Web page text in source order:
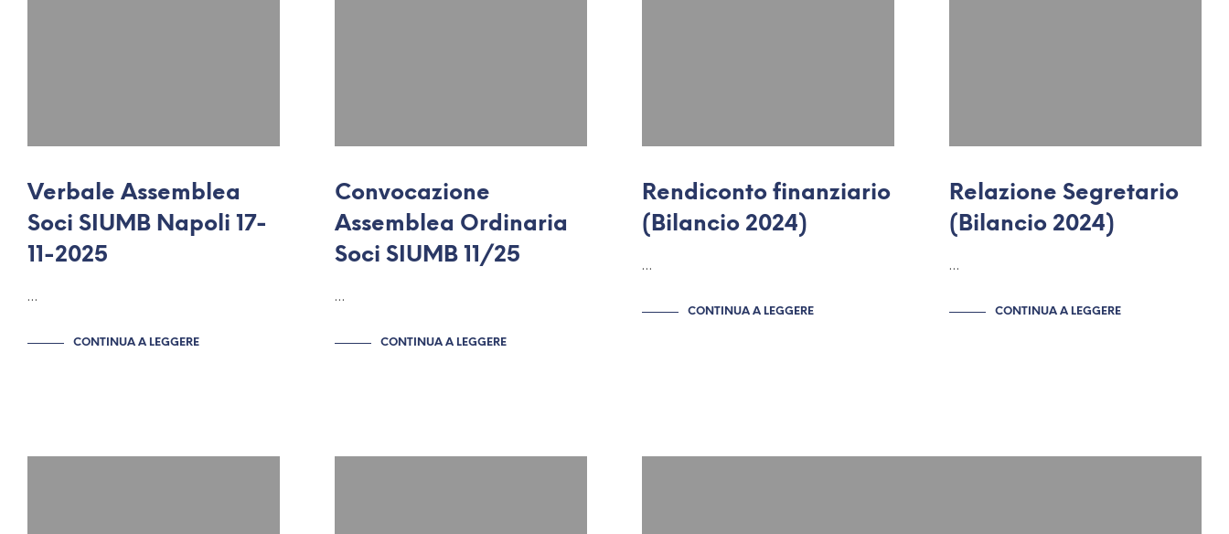
Verbale Assemblea
Soci SIUMB Napoli 17-
11-2025
…
CONTINUA A LEGGERE
Convocazione
Assemblea Ordinaria
Soci SIUMB 11/25
…
CONTINUA A LEGGERE
Rendiconto finanziario
(Bilancio 2024)
…
CONTINUA A LEGGERE
Relazione Segretario
(Bilancio 2024)
…
CONTINUA A LEGGERE